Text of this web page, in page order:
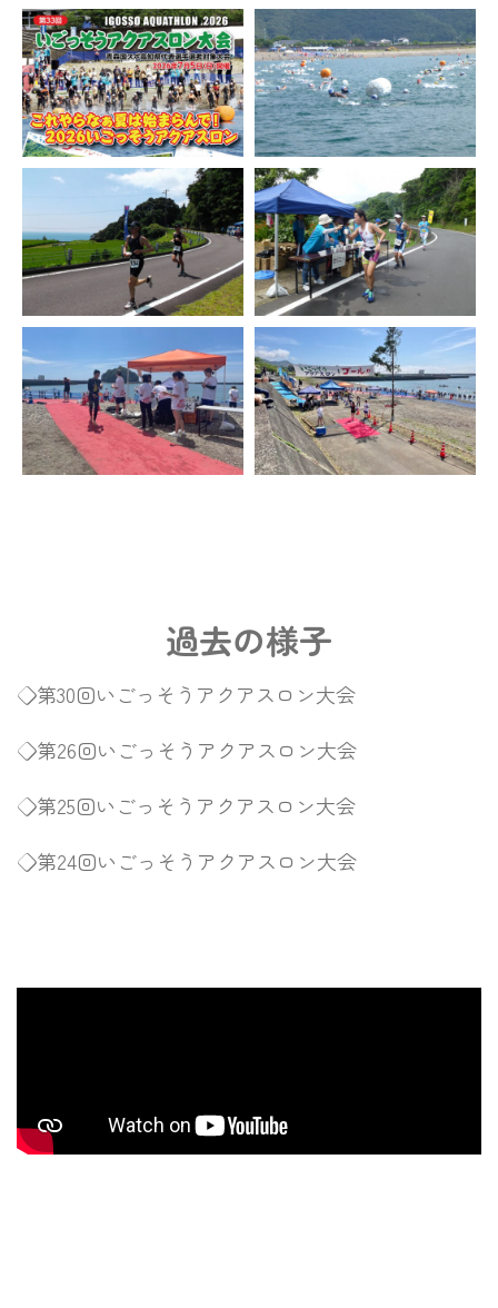
過去の様子
◇第30回いごっそうアクアスロン大会
◇第26回いごっそうアクアスロン大会
◇第25回いごっそうアクアスロン大会
◇第24回いごっそうアクアスロン大会